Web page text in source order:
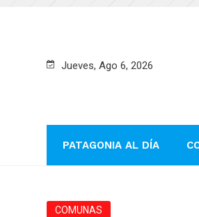
Jueves, Ago 6, 2026
PATAGONIA AL DÍA
COMUNAS